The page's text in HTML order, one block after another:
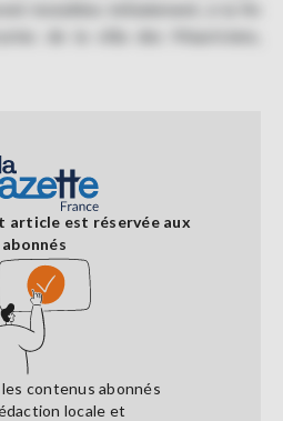
installées initialement, à la fin
de la villa des Mauriciens,
article est réservée aux
abonnés
contenus abonnés
locale et